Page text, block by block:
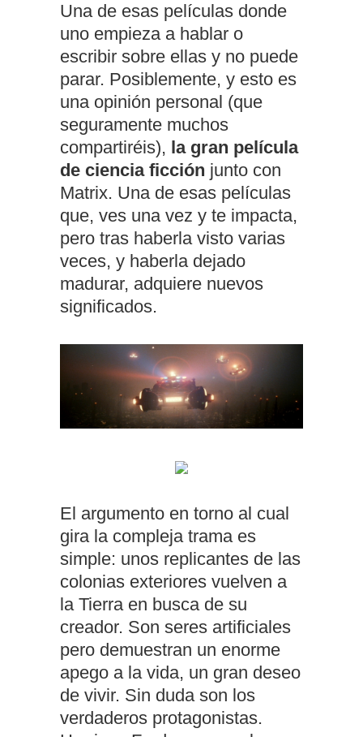
Una de esas películas donde
uno empieza a hablar o
escribir sobre ellas y no puede
parar. Posiblemente, y esto es
una opinión personal (que
seguramente muchos
compartiréis), la gran película
de ciencia ficción junto con
Matrix. Una de esas películas
que, ves una vez y te impacta,
pero tras haberla visto varias
veces, y haberla dejado
madurar, adquiere nuevos
significados.
El argumento en torno al cual
gira la compleja trama es
simple: unos replicantes de las
colonias exteriores vuelven a
la Tierra en busca de su
creador. Son seres artificiales
pero demuestran un enorme
apego a la vida, un gran deseo
de vivir. Sin duda son los
verdaderos protagonistas.